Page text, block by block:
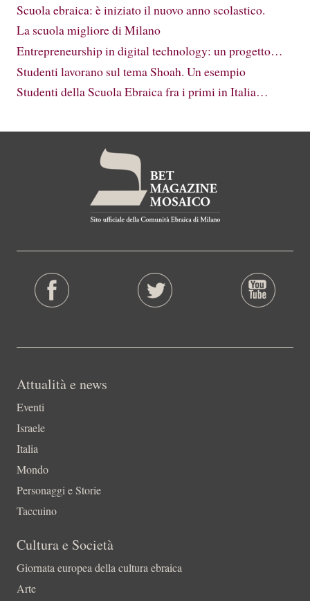
Scuola ebraica: è iniziato il nuovo anno scolastico.
La scuola migliore di Milano
Entrepreneurship in digital technology: un progetto…
Studenti lavorano sul tema Shoah. Un esempio
Studenti della Scuola Ebraica fra i primi in Italia…
Attualità e news
Eventi
Israele
Italia
Mondo
Personaggi e Storie
Taccuino
Cultura e Società
Giornata europea della cultura ebraica
Arte